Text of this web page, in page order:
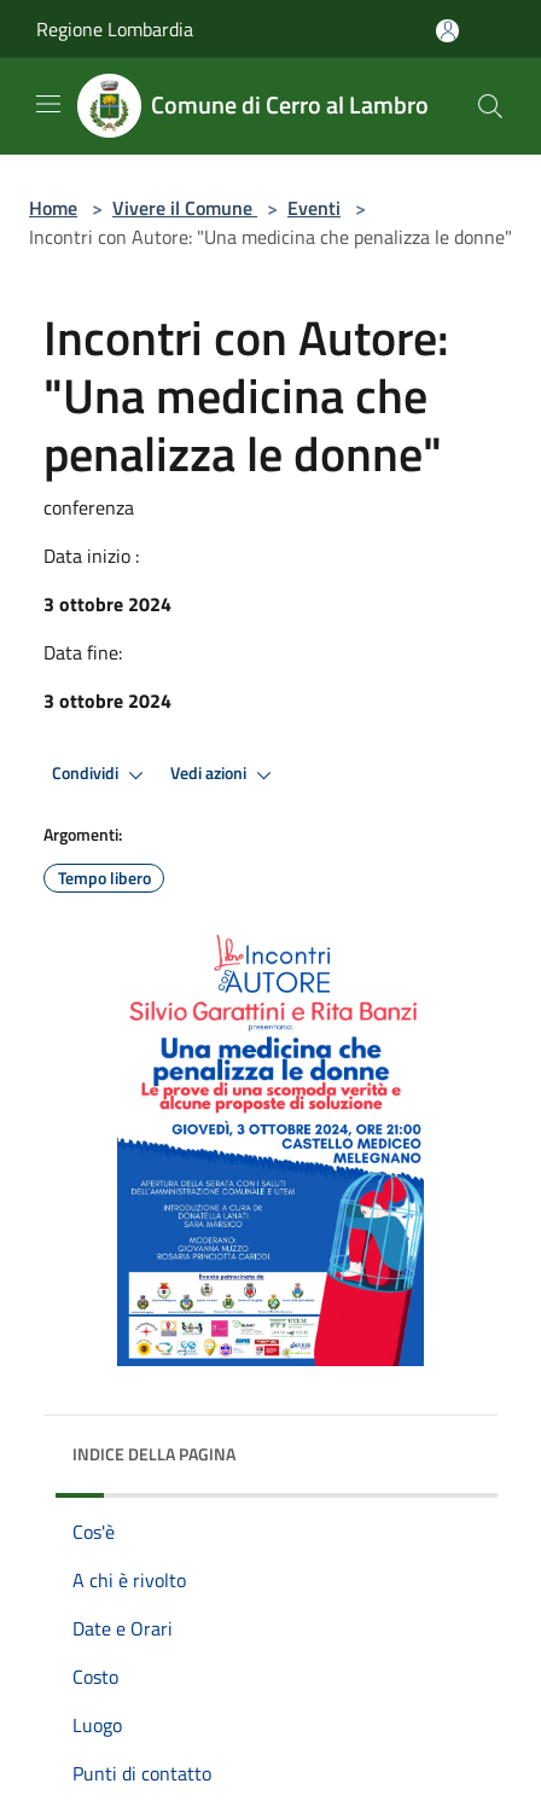
Regione Lombardia
Comune di Cerro al Lambro
Home > Vivere il Comune > Eventi >
Incontri con Autore: "Una medicina che penalizza le donne"
Incontri con Autore:
"Una medicina che
penalizza le donne"
conferenza
Data inizio :
3 ottobre 2024
Data fine:
3 ottobre 2024
Condividi Vedi azioni
Argomenti:
Tempo libero
INDICE DELLA PAGINA
Cos'è
A chi è rivolto
Date e Orari
Costo
Luogo
Punti di contatto